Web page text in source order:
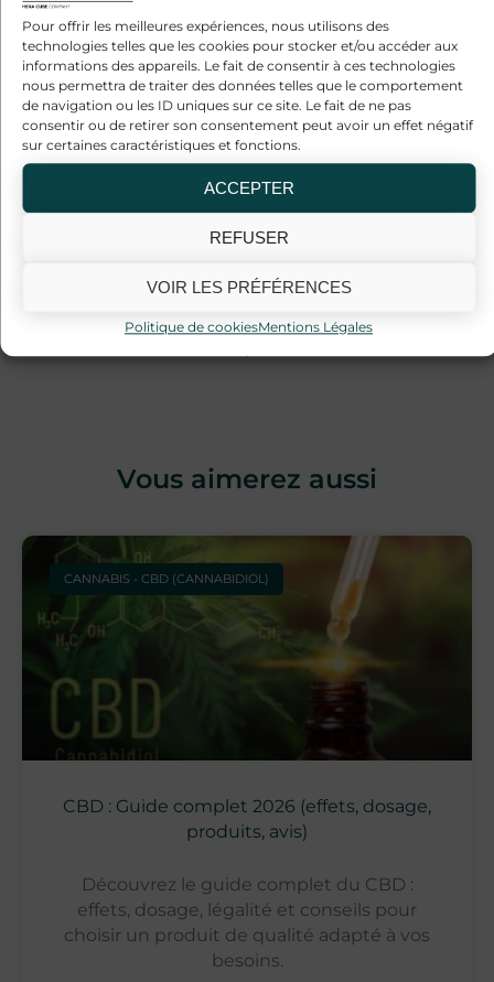
Pour offrir les meilleures expériences, nous utilisons des
technologies telles que les cookies pour stocker et/ou accéder aux
informations des appareils. Le fait de consentir à ces technologies
nous permettra de traiter des données telles que le comportement
de navigation ou les ID uniques sur ce site. Le fait de ne pas
consentir ou de retirer son consentement peut avoir un effet négatif
sur certaines caractéristiques et fonctions.
ACCEPTER
REFUSER
VOIR LES PRÉFÉRENCES
Politique de cookiesMentions Légales
Vous aimerez aussi
CANNABIS - CBD (CANNABIDIOL)
CBD : Guide complet 2026 (effets, dosage,
produits, avis)
Découvrez le guide complet du CBD :
effets, dosage, légalité et conseils pour
choisir un produit de qualité adapté à vos
besoins.